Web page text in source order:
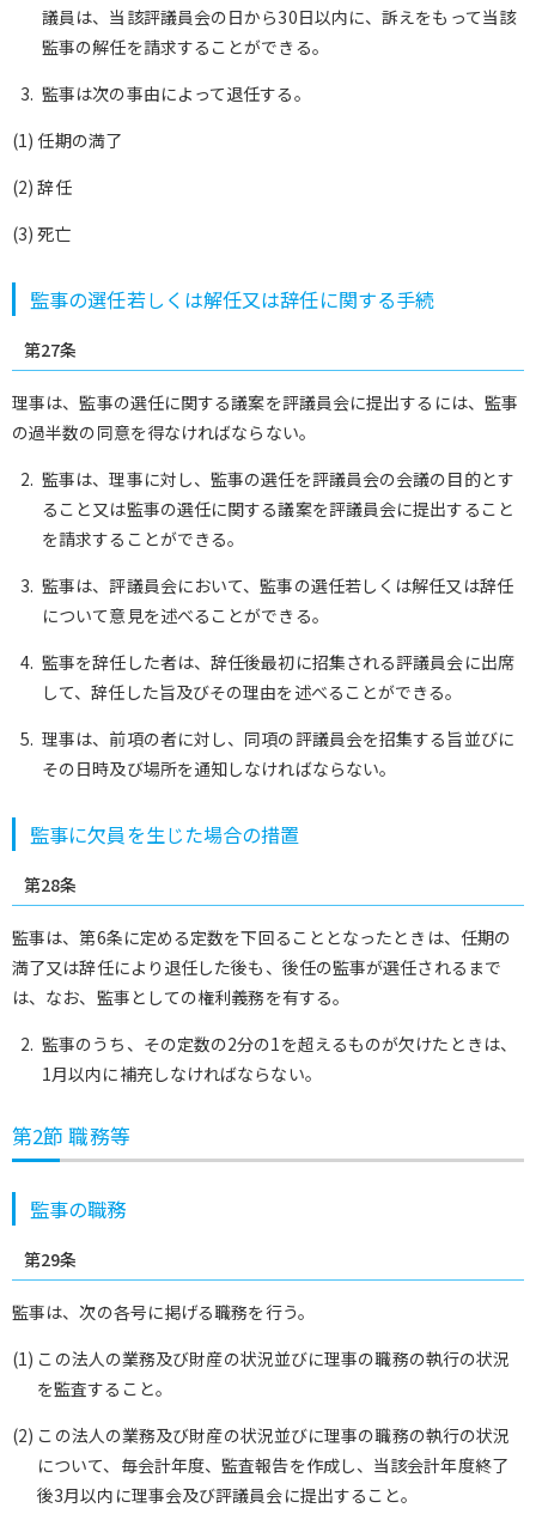
議員は、当該評議員会の日から30日以内に、訴えをもって当該
監事の解任を請求することができる。
監事は次の事由によって退任する。
(1) 任期の満了
(2) 辞任
(3) 死亡
監事の選任若しくは解任又は辞任に関する手続
第27条
理事は、監事の選任に関する議案を評議員会に提出するには、監事
の過半数の同意を得なければならない。
監事は、理事に対し、監事の選任を評議員会の会議の目的とす
ること又は監事の選任に関する議案を評議員会に提出すること
を請求することができる。
監事は、評議員会において、監事の選任若しくは解任又は辞任
について意見を述べることができる。
監事を辞任した者は、辞任後最初に招集される評議員会に出席
して、辞任した旨及びその理由を述べることができる。
理事は、前項の者に対し、同項の評議員会を招集する旨並びに
その日時及び場所を通知しなければならない。
監事に欠員を生じた場合の措置
第28条
監事は、第6条に定める定数を下回ることとなったときは、任期の
満了又は辞任により退任した後も、後任の監事が選任されるまで
は、なお、監事としての権利義務を有する。
監事のうち、その定数の2分の1を超えるものが欠けたときは、
1月以内に補充しなければならない。
第2節 職務等
監事の職務
第29条
監事は、次の各号に掲げる職務を行う。
(1) この法人の業務及び財産の状況並びに理事の職務の執行の状況
を監査すること。
(2) この法人の業務及び財産の状況並びに理事の職務の執行の状況
について、毎会計年度、監査報告を作成し、当該会計年度終了
後3月以内に理事会及び評議員会に提出すること。